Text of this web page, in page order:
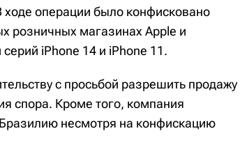
операции было конфисковано
розничных магазинах Apple и
iPhone 14 и iPhone 11.
с просьбой разрешить продажу
спора. Кроме того, компания
несмотря на конфискацию